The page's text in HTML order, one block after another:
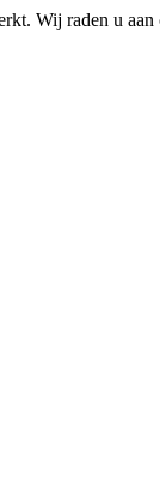
Wij raden u aan